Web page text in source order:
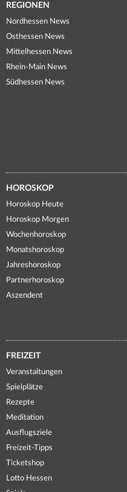
REGIONEN
Nordhessen News
Osthessen News
Mittelhessen News
Rhein-Main News
Südhessen News
HOROSKOP
Horoskop Heute
Horoskop Morgen
Wochenhoroskop
Monatshoroskop
Jahreshoroskop
Partnerhoroskop
Aszendent
FREIZEIT
Veranstaltungen
Spielplätze
Rezepte
Meditation
Ausflugsziele
Freizeit-Tipps
Ticketshop
Lotto Hessen